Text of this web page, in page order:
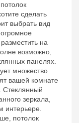
сделать
выбрать вид
на
возможно,
панелях.
множество
вашей комнате
Стеклянный
зеркала,
интерьере.
потолок